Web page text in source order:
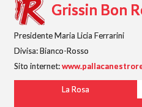
Grissin Bon
Presidente Maria Licia Ferrarini
Divisa:Bianco-Rosso
Sito internet:
La Rosa